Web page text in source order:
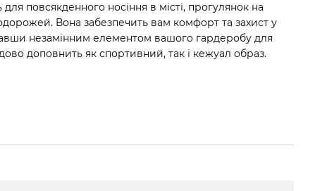
повсякденного носіння в місті, прогулянок на
Вона забезпечить вам комфорт та захист у
незамінним елементом вашого гардеробу для
доповнить як спортивний, так і кежуал образ.